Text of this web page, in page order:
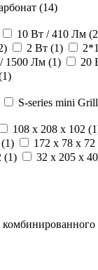
(14)
10 Вт / 410 Лм
2 Вт (1)
1500 Лм (1) 20
S-series mini
108 x 208 x 102
172 x 78 x 72
(1) 32 x 205 x
комбинированного